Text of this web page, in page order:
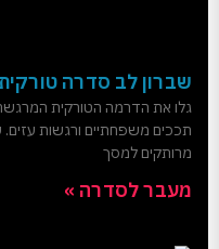
שברון לב סדרה טורקית
גלו את הדרמה הטורקית
תככים משפחתיים ורגשות
מרותקים למסך
מעבר לסדרה »